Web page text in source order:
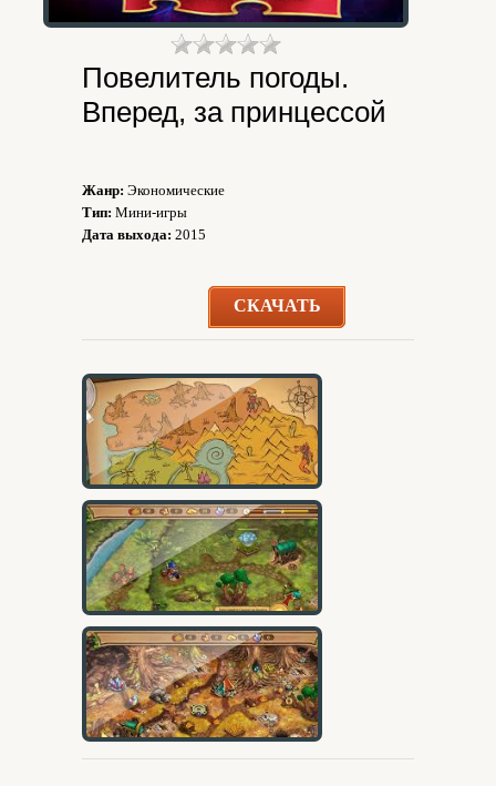
Повелитель погоды.
Вперед, за принцессой
Жанр: Экономические
Тип: Мини-игры
Дата выхода: 2015
СКАЧАТЬ